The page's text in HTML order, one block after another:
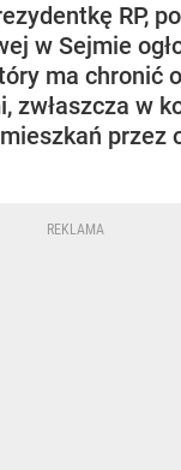
RP,
w Sejmie
ma chronić
zwłaszcza w
przez